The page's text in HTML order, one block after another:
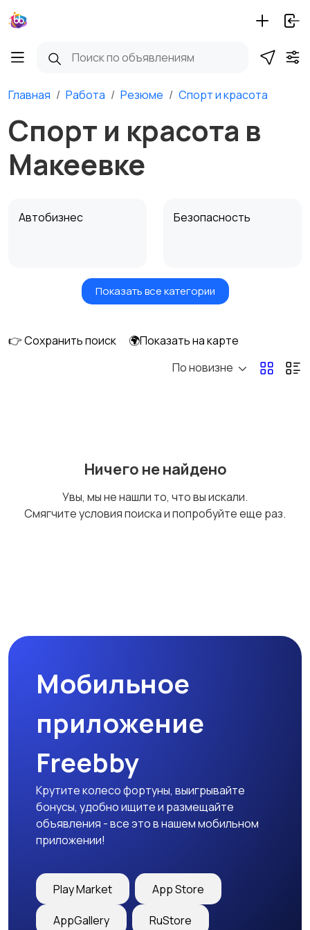
Главная Работа Резюме Спорт и красота
Спорт и красота в
Макеевке
Автобизнес Безопасность
Бытовые услуги и
Высший менеджмент
Добыча сырья,
Медицина Начало карьеры
Образование и наука
закупки
Показать все категории
👉 Сохранить поиск
🌍Показать на карте
По новизне
Ничего не найдено
Увы, мы не нашли то, что вы искали.
Смягчите условия поиска и попробуйте еще раз.
Мобильное
приложение
Freebby
Крутите колесо фортуны, выигрывайте
бонусы, удобно ищите и размещайте
объявления - все это в нашем мобильном
приложении!
Play Market App Store
AppGallery RuStore